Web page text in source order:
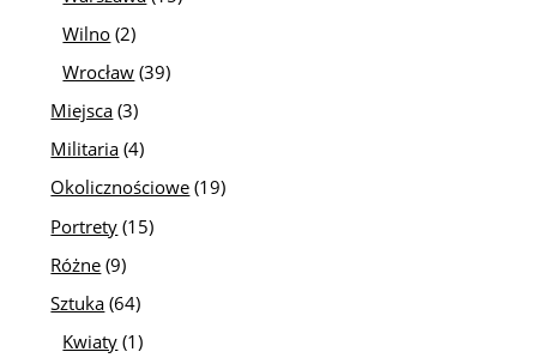
Wilno (2)
Wrocław (39)
Miejsca (3)
Militaria (4)
Okolicznościowe (19)
Portrety (15)
Różne (9)
Sztuka (64)
Kwiaty (1)